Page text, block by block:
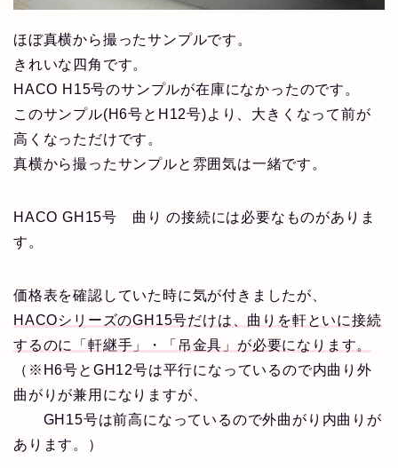
ほぼ真横から撮ったサンプルです。
きれいな四角です。
HACO H15号のサンプルが在庫になかったのです。
このサンプル(H6号とH12号)より、大きくなって前が
高くなっただけです。
真横から撮ったサンプルと雰囲気は一緒です。
HACO GH15号 曲り の接続には必要なものがありま
す。
価格表を確認していた時に気が付きましたが、
HACOシリーズのGH15号だけは、曲りを軒といに接続
するのに「軒継手」・「吊金具」が必要になります。
（※H6号とGH12号は平行になっているので内曲り外
曲がりが兼用になりますが、
GH15号は前高になっているので外曲がり内曲りが
あります。）